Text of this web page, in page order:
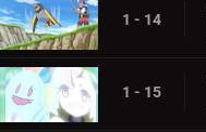
1 - 14
1 - 15